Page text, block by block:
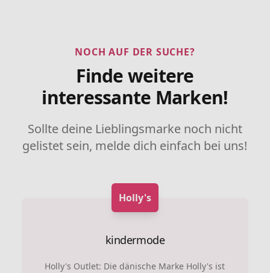
NOCH AUF DER SUCHE?
Finde weitere
interessante Marken!
Sollte deine Lieblingsmarke noch nicht
gelistet sein, melde dich einfach bei uns!
Holly's
kindermode
Holly's Outlet: Die dänische Marke Holly's ist